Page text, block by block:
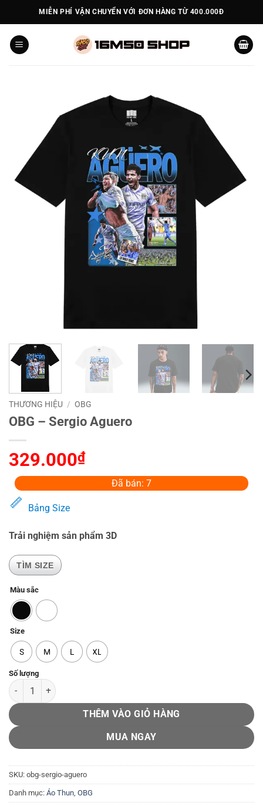
qua
nội
dung
MIỄN PHÍ VẬN CHUYỂN VỚI ĐƠN HÀNG TỪ 400.000Đ
THƯƠNG HIỆU / OBG
OBG – Sergio Aguero
329.000₫
Đã bán: 7
Bảng Size
Trải nghiệm sản phẩm 3D
TÌM SIZE
Màu sắc
Size
S M L XL
OBG - Sergio Aguero số lượng
THÊM VÀO GIỎ HÀNG
MUA NGAY
SKU: obg-sergio-aguero
Danh mục: Áo Thun, OBG